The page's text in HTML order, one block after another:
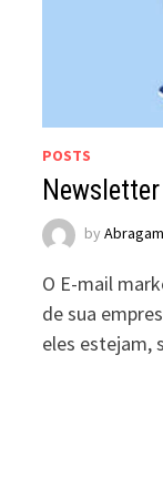
POSTS
Newsletter
by
O E-mail
de sua
eles